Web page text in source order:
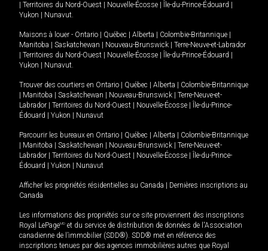
Territoires du Nord-Ouest Nouvelle-Écosse Île-du-Prince-Édouard
Yukon
Nunavut.
Maisons à louer - Ontario Québec Alberta Colombie-Britannique
Manitoba
Saskatchewan Nouveau-Brunswick
Terre-Neuve-et-Labrador
Territoires du Nord-Ouest Nouvelle-Écosse Île-du-Prince-Édouard
Yukon
Nunavut.
Trouver des courtiers en Ontario Québec Alberta
Colombie-Britannique
Manitoba Saskatchewan Nouveau-Brunswick
Terre-Neuve-et-
Labrador
Territoires du Nord-Ouest Nouvelle-Écosse
Île-du-Prince-
Édouard
Yukon Nunavut
Parcourir les bureaux en Ontario Québec Alberta
Colombie-Britannique
Manitoba Saskatchewan Nouveau-Brunswick
Terre-Neuve-et-
Labrador
Territoires du Nord-Ouest Nouvelle-Écosse
Île-du-Prince-
Édouard
Yukon Nunavut
Afficher les propriétés résidentielles au Canada
Dernières inscriptions au
Canada
Les informations des propriétés sur ce site proviennent des inscriptions
Royal LePageMD et du service de distribution de données de l'Association
canadienne de l’immobilier (SDD®). SDD® met en référence des
inscriptions tenues par des agences immobilières autres que Royal